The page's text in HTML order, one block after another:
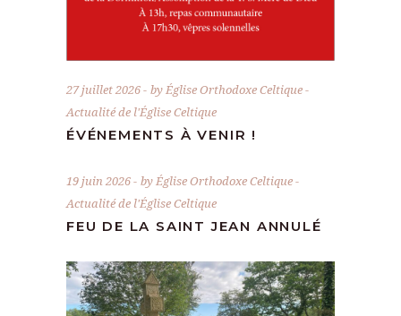
27 juillet 2026 byÉglise Orthodoxe Celtique
Actualité de l'Église Celtique
ÉVÉNEMENTS À VENIR !
19 juin 2026 byÉglise Orthodoxe Celtique
Actualité de l'Église Celtique
FEU DE LA SAINT JEAN ANNULÉ